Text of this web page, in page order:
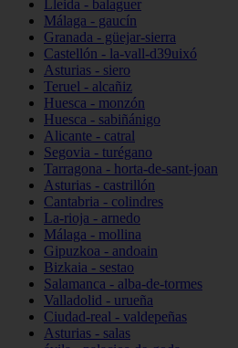
Lleida - balaguer
Málaga - gaucín
Granada - güejar-sierra
Castellón - la-vall-d39uixó
Asturias - siero
Teruel - alcañiz
Huesca - monzón
Huesca - sabiñánigo
Alicante - catral
Segovia - turégano
Tarragona - horta-de-sant-joan
Asturias - castrillón
Cantabria - colindres
La-rioja - arnedo
Málaga - mollina
Gipuzkoa - andoain
Bizkaia - sestao
Salamanca - alba-de-tormes
Valladolid - urueña
Ciudad-real - valdepeñas
Asturias - salas